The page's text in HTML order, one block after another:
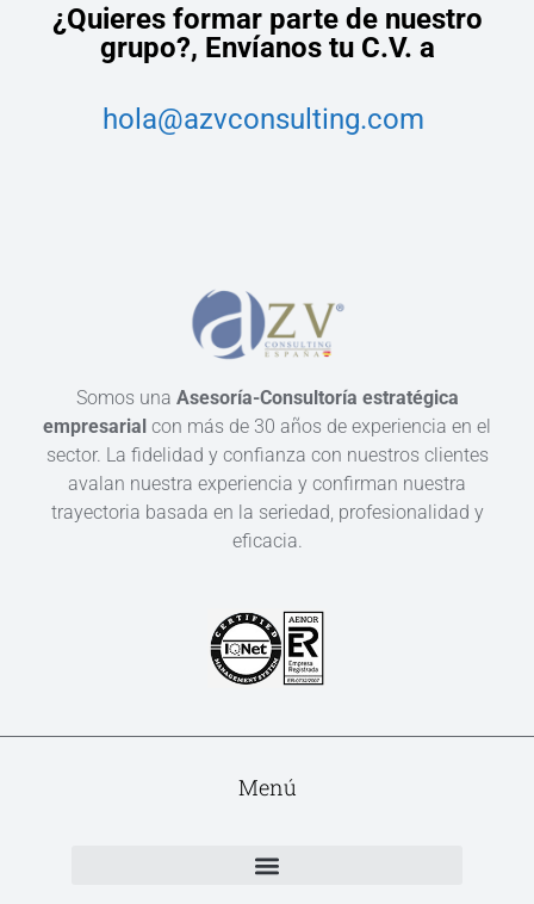
¿Quieres formar parte de nuestro
grupo?, Envíanos tu C.V. a
hola@azvconsulting.com
Somos una Asesoría-Consultoría estratégica
empresarial con más de 30 años de experiencia en el
sector. La fidelidad y confianza con nuestros clientes
avalan nuestra experiencia y confirman nuestra
trayectoria basada en la seriedad, profesionalidad y
eficacia.
Menú